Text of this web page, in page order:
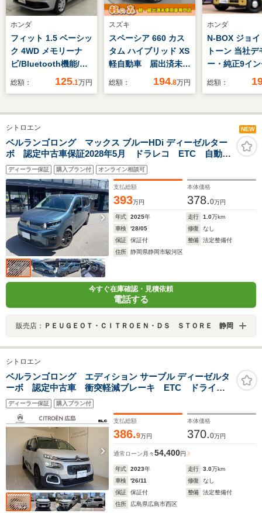
ホンダ
フィット 1.5 ベーシッ
ク 4WD メモリーナ
ビ/Bluetooth機能/バ
ックカメラ/ホンダセ
総額： 125.1万円
スズキ
スペーシア 660 カス
タム ハイブリッド XS
軽自動車 届出済未使
用車 衝突被害軽減ブ
ア シートヒーター
ートキー パワーステ
アリング パワーウィ
ンドウ ベンチシー
ト フルフラットシー
ト
総額： 194.8万円
ホンダ
N-BOX ジョ
トーン 当社デ
ー・純正9イ
クトナビTV・
ア・バックカ
Bluetooth・
ナー車
総額：
シトロエン NEW
ベルランゴロング マックス ブルーHDi ディーゼルター
ボ 認定中古車保証2028年5月 ドラレコ ETC 自動軽
減ブレーキ LEDヘッドライト バックカメラ カープ
レイ&アンドロイドオート ACC
ディーラー保証 購入プラン付 オンライン相談可
支払総額
393万円
本体価格
378.0万円
年式 2025年 走行 1.0万km
車検
'28/05 修復
なし
保証
保証付 整備
法定整備付
住所
静岡県静岡市駿河区
今すぐ在庫確認・見積依頼
電話する
販売店： ＰＥＵＧＥＯＴ・ＣＩＴＲＯＥＮ・ＤＳ ＳＴＯＲＥ 静岡
シトロエン
ベルランゴロング エディション サーブル ディーゼルタ
ーボ 認定中古車 衝突軽減ブレーキ ETC ドライブ
レコーダー アダプティブクルーズコントロール ブラ
インドスポットモニター アンドロイダー搭載 16イン
チアルミホイール
ディーラー保証 購入プラン付
支払総額
386.9万円
本体価格
370.0万円
通常ローン 月々54,400円
年式 2023年 走行 3.0万km
車検
'26/11 修復
なし
保証
保証付 整備
法定整備付
住所
広島県広島市西区